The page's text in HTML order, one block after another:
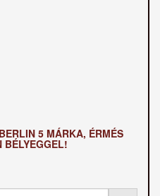
5 MÁRKA, ÉRMÉS
BÉLYEGGEL!